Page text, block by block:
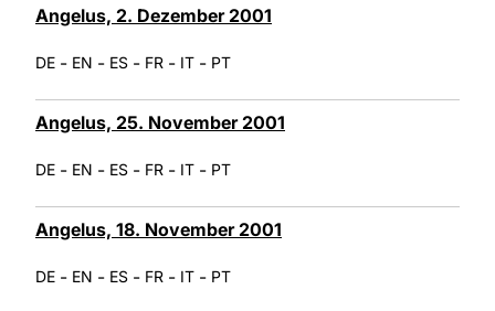
Angelus, 2. Dezember 2001
DE - EN - ES - FR - IT - PT
Angelus, 25. November 2001
DE - EN - ES - FR - IT - PT
Angelus, 18. November 2001
DE - EN - ES - FR - IT - PT